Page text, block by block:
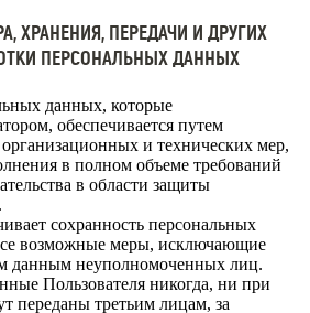
ХРАНЕНИЯ, ПЕРЕДАЧИ И ДРУГИХ
ПЕРСОНАЛЬНЫХ ДАННЫХ
данных, которые
обеспечивается путем
и технических мер,
в полном объеме требований
в области защиты
сохранность персональных
возможные меры, исключающие
данным неуполномоченных лиц.
Пользователя никогда, ни при
переданы третьим лицам, за